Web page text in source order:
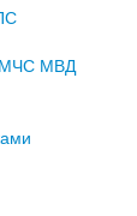
МЧС МВД